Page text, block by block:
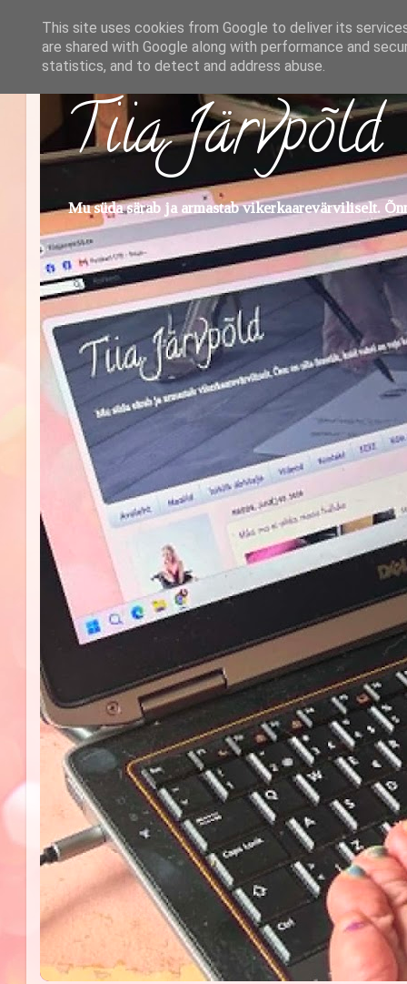
Tiia Järvpõld
Mu süda särab ja armastab vikerkaarevärviliselt.
This site uses cookies from Google to deliver its
are shared with Google along with performance and
statistics, and to detect and address abuse.